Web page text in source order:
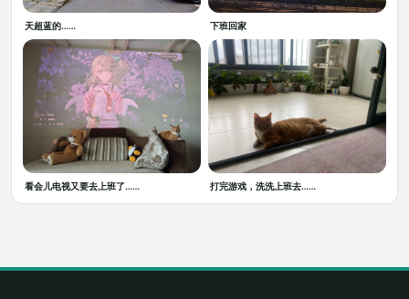
天超蓝的…… 下班回家
看会儿电视又要去上班了…… 打完游戏，洗洗上班去……